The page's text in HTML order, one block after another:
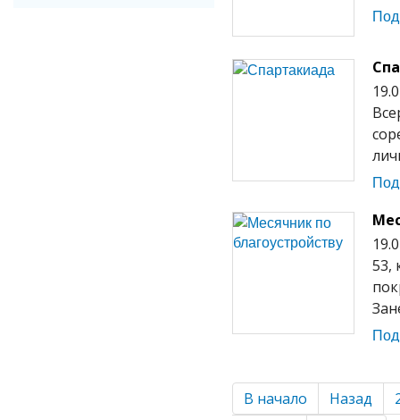
53,
В начало Назад